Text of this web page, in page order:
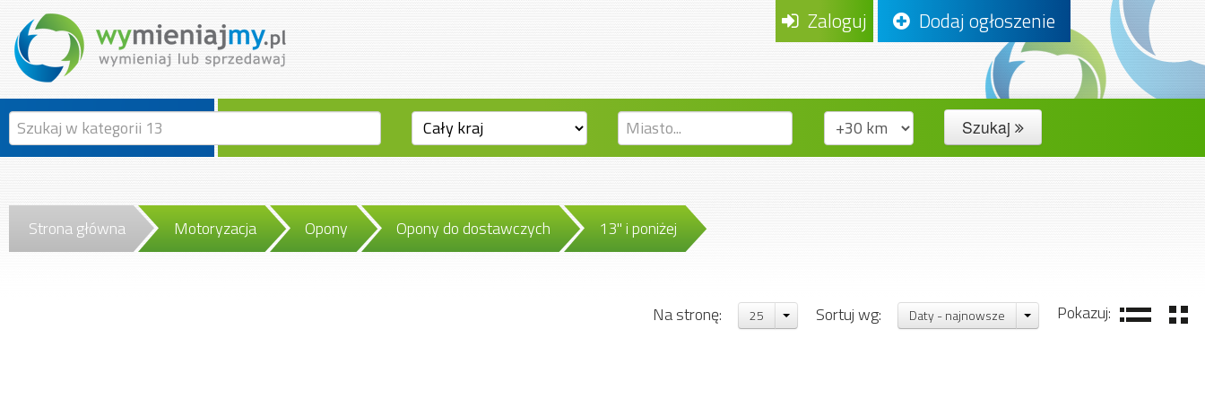
Zaloguj Dodaj ogłoszenie
Szukaj
Strona główna Motoryzacja Opony Opony do dostawczych 13" i poniżej
Pokazuj:
Sortuj wg: Daty - najnowsze
Na stronę: 25